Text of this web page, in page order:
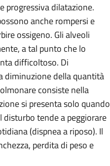
progressiva dilatazione.
anche rompersi e
ossigeno. Gli alveoli
a tal punto che lo
difficoltoso. Di
diminuzione della quantità
consiste nella
si presenta solo quando
disturbo tende a peggiorare
(dispnea a riposo). Il
perdita di peso e